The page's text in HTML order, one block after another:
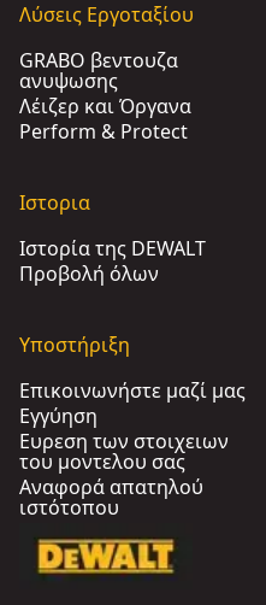
Λύσεις Εργοταξίου
GRABO βεντουζα
ανυψωσης
Λέιζερ και Όργανα
Perform & Protect
Ιστορια
Ιστορία της DEWALT
Προβολή όλων
Υποστήριξη
Επικοινωνήστε μαζί μας
Εγγύηση
Ευρεση των στοιχειων
του μοντελου σας
Αναφορά απατηλού
ιστότοπου